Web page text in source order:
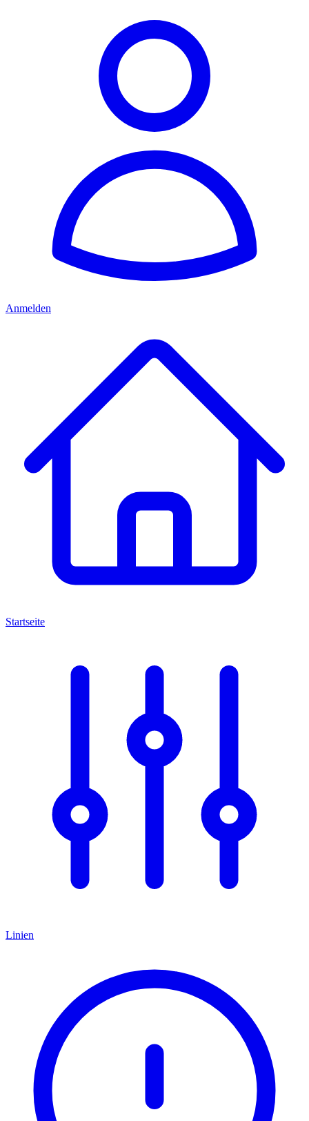
Anmelden
Startseite
Linien